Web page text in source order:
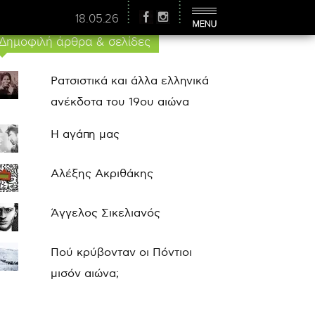
18.05.26
άρθρα & σελίδες
Ρατσιστικά και άλλα ελληνικά
ανέκδοτα του 19ου αιώνα
Η αγάπη μας
Αλέξης Ακριθάκης
Άγγελος Σικελιανός
Πού κρύβονταν οι Πόντιοι
μισόν αιώνα;